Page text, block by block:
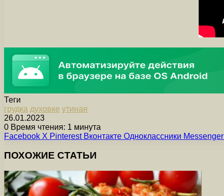
Теги
грудка духовке утиная
26.01.2023
0 Время чтения: 1 минута
Facebook X Pinterest Вконтакте Одноклассники Messenger
ПОХОЖИЕ СТАТЬИ